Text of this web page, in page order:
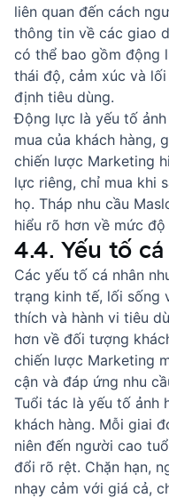
liên quan đến cách
thông tin về các giao
có thể bao gồm động
thái độ, cảm xúc và
định tiêu dùng.
Động lực là yếu tố
mua của khách hàng,
chiến lược Marketing
lực riêng, chỉ mua khi
họ. Tháp nhu cầu
hiểu rõ hơn về mức
4.4. Yếu tố
Các yếu tố cá nhân
trạng kinh tế, lối sống
thích và hành vi tiêu
hơn về đối tượng
chiến lược Marketing
cận và đáp ứng nhu
Tuổi tác là yếu tố ảnh
khách hàng. Mỗi giai
niên đến người cao
đổi rõ rệt. Chặn hạn,
nhạy cảm với giá cả,